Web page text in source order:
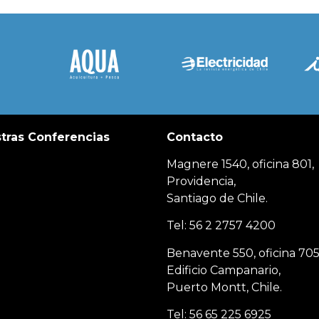
Conferencias Contacto
Magnere 1540, oficina 801,
Providencia,
Santiago de Chile.
Tel: 56 2 2757 4200
Benavente 550, oficina
Edificio Campanario,
Puerto Montt, Chile.
Tel: 56 65 225 6925